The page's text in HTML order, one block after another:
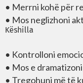
• Merrni kohë për
• Mos neglizhoni
Këshilla
• Kontrolloni
• Mos e
• Tregohuni më të